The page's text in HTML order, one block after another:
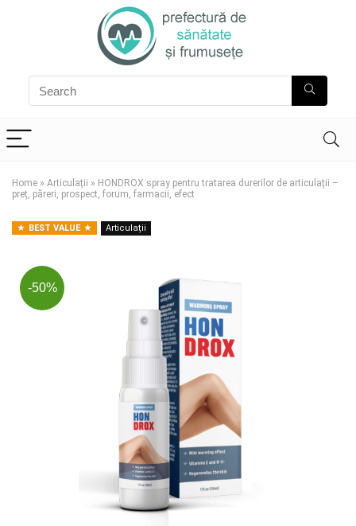
Home » Articulații » HONDROX spray pentru tratarea durerilor de articulații –
preț, păreri, prospect, forum, farmacii, efect
BEST VALUE Articulații
-50%